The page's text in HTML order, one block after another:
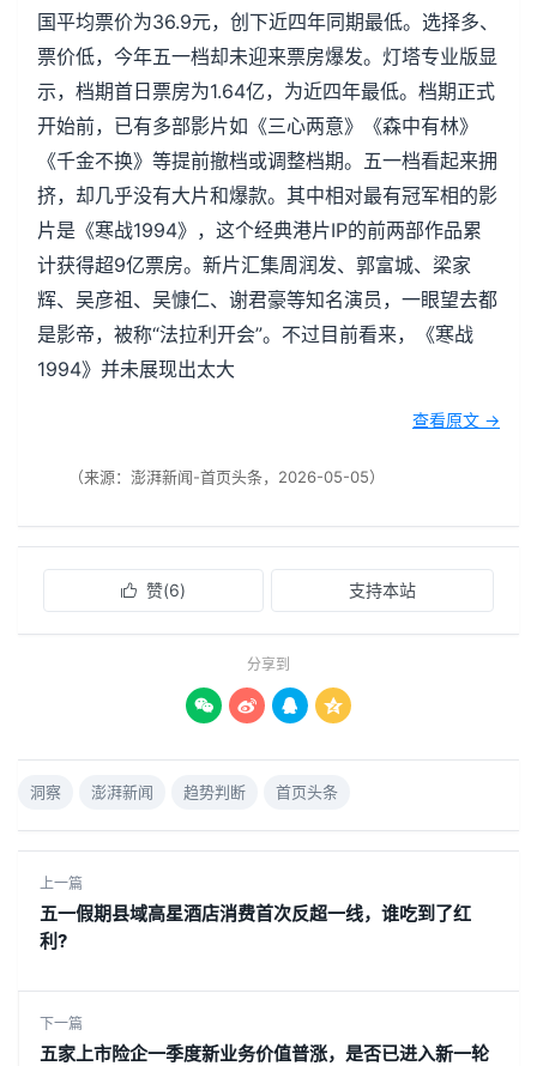
国平均票价为36.9元，创下近四年同期最低。选择多、
票价低，今年五一档却未迎来票房爆发。灯塔专业版显
示，档期首日票房为1.64亿，为近四年最低。档期正式
开始前，已有多部影片如《三心两意》《森中有林》
《千金不换》等提前撤档或调整档期。五一档看起来拥
挤，却几乎没有大片和爆款。其中相对最有冠军相的影
片是《寒战1994》，这个经典港片IP的前两部作品累
计获得超9亿票房。新片汇集周润发、郭富城、梁家
辉、吴彦祖、吴慷仁、谢君豪等知名演员，一眼望去都
是影帝，被称“法拉利开会”。不过目前看来，《寒战
1994》并未展现出太大
查看原文 →
（来源：澎湃新闻-首页头条，2026-05-05）
 赞(6) 支持本站
分享到
   
洞察 澎湃新闻 趋势判断 首页头条
上一篇
五一假期县域高星酒店消费首次反超一线，谁吃到了红
利?
下一篇
五家上市险企一季度新业务价值普涨，是否已进入新一轮